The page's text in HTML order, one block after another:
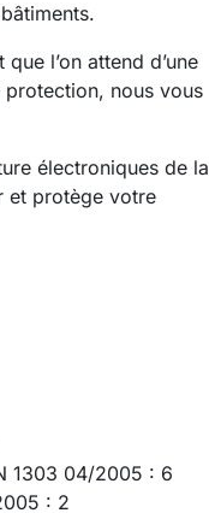
l’on attend d’une
protection, nous vous
électroniques de la
et protège votre
1303 04/2005 : 6
: 2